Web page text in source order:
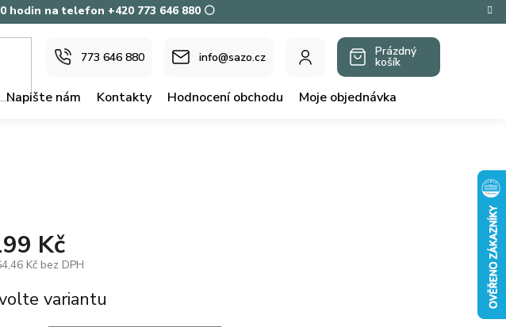
hodin na telefon +420 773 646 880 ⚪
773 646 880 info@sazo.cz
NÁKUPNÍ
Prázdný
košík
Napište nám Kontakty Hodnocení obchodu Moje objednávka
Kč
Kč bez DPH
variantu